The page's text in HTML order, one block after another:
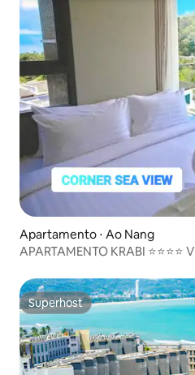
Apartamento ⋅ Ao Nang
APARTAMENTO KRABI ⭐⭐⭐⭐
Superhost
Superhost